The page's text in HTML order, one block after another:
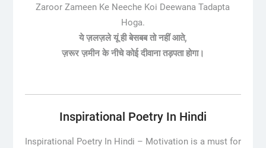
Zaroor Zameen Ke Neeche Koi Deewana Tadapta
Hoga.
ये ज़लज़ले यूं ही बेसबब तो नहीं आते,
ज़रूर ज़मीन के नीचे कोई दीवाना तड़पता होगा।
Inspirational Poetry In Hindi
Inspirational Poetry In Hindi – Motivation is a must for